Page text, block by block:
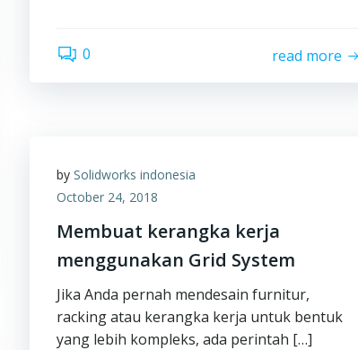
0 read more
bySolidworks indonesia
October 24, 2018
Membuat kerangka kerja
menggunakan Grid System
Jika Anda pernah mendesain furnitur,
racking atau kerangka kerja untuk bentuk
yang lebih kompleks, ada perintah […]